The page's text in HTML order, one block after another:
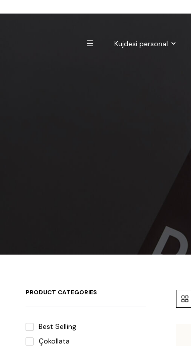
☰ Kujdesi personal
PRODUCT CATEGORIES
Best Selling
Çokollata